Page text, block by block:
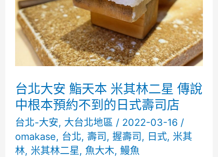
中
規
中
矩
份
量
合
理
台北大安 鮨天本 米其林二星 傳說
中根本預約不到的日式壽司店
台北-大安, 大台北地區 / 2022-03-16 /
omakase, 台北, 壽司 , 握壽司 , 日式, 米其
林, 米其林二星, 魚大木, 鰻魚